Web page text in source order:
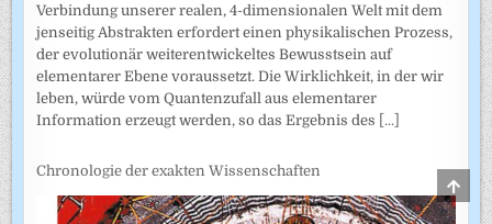
Verbindung unserer realen, 4-dimensionalen Welt mit dem
jenseitig Abstrakten erfordert einen physikalischen Prozess,
der evolutionär weiterentwickeltes Bewusstsein auf
elementarer Ebene voraussetzt. Die Wirklichkeit, in der wir
leben, würde vom Quantenzufall aus elementarer
Information erzeugt werden, so das Ergebnis des [...]
Chronologie der exakten Wissenschaften
TO
TOP